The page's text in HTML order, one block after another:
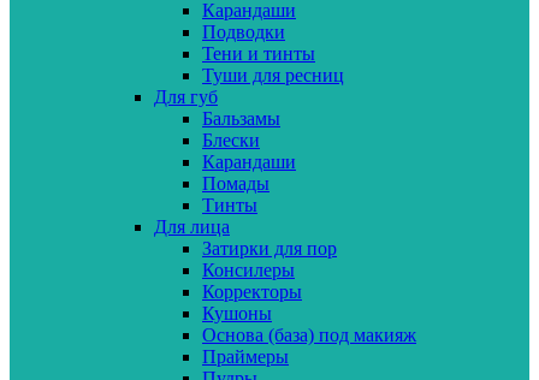
Карандаши
Подводки
Тени и тинты
Туши для ресниц
Для губ
Бальзамы
Блески
Карандаши
Помады
Тинты
Для лица
Затирки для пор
Консилеры
Корректоры
Кушоны
Основа (база) под макияж
Праймеры